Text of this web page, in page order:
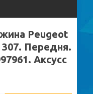
Peugeot
Передня.
Аксусс